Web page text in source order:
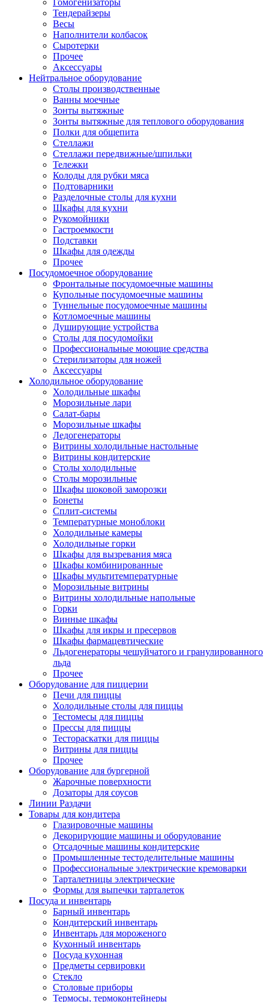
Гомогенизаторы
Тендерайзеры
Весы
Наполнители колбасок
Сыротерки
Прочее
Аксессуары
Нейтральное оборудование
Столы производственные
Ванны моечные
Зонты вытяжные
Зонты вытяжные для теплового оборудования
Полки для общепита
Стеллажи
Стеллажи передвижные/шпильки
Тележки
Колоды для рубки мяса
Подтоварники
Разделочные столы для кухни
Шкафы для кухни
Рукомойники
Гастроемкости
Подставки
Шкафы для одежды
Прочее
Посудомоечное оборудование
Фронтальные посудомоечные машины
Купольные посудомоечные машины
Туннельные посудомоечные машины
Котломоечные машины
Душирующие устройства
Столы для посудомойки
Профессиональные моющие средства
Стерилизаторы для ножей
Аксессуары
Холодильное оборудование
Холодильные шкафы
Морозильные лари
Салат-бары
Морозильные шкафы
Ледогенераторы
Витрины холодильные настольные
Витрины кондитерские
Столы холодильные
Столы морозильные
Шкафы шоковой заморозки
Бонеты
Сплит-системы
Температурные моноблоки
Холодильные камеры
Холодильные горки
Шкафы для вызревания мяса
Шкафы комбинированные
Шкафы мультитемпературные
Морозильные витрины
Витрины холодильные напольные
Горки
Винные шкафы
Шкафы для икры и пресервов
Шкафы фармацевтические
Льдогенераторы чешуйчатого и гранулированного
льда
Прочее
Оборудование для пиццерии
Печи для пиццы
Холодильные столы для пиццы
Тестомесы для пиццы
Прессы для пиццы
Тестораскатки для пиццы
Витрины для пиццы
Прочее
Оборудование для бургерной
Жарочные поверхности
Дозаторы для соусов
Линии Раздачи
Товары для кондитера
Глазировочные машины
Декорирующие машины и оборудование
Отсадочные машины кондитерские
Промышленные тестоделительные машины
Профессиональные электрические кремоварки
Тарталетницы электрические
Формы для выпечки тарталеток
Посуда и инвентарь
Барный инвентарь
Кондитерский инвентарь
Инвентарь для мороженого
Кухонный инвентарь
Посуда кухонная
Предметы сервировки
Стекло
Столовые приборы
Термосы, термоконтейнеры